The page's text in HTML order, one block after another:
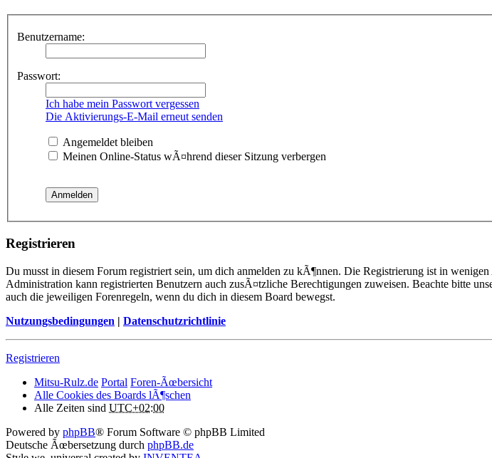
Benutzername:
Passwort:
Ich habe mein Passwort vergessen
Die Aktivierungs-E-Mail erneut senden
Angemeldet bleiben
Meinen Online-Status wÃ¤hrend dieser Sitzung verbergen
Registrieren
Du musst in diesem Forum registriert sein, um dich anmelden zu kÃ¶nnen. Die Registrierung ist in
Administration kann registrierten Benutzern auch zusÃ¤tzliche Berechtigungen zuweisen. Beachte bitte
auch die jeweiligen Forenregeln, wenn du dich in diesem Board bewegst.
Nutzungsbedingungen | Datenschutzrichtlinie
Registrieren
Mitsu-Rulz.de Portal Foren-Ãœbersicht
Alle Cookies des Boards lÃ¶schen
Alle Zeiten sind UTC+02:00
Powered by phpBB® Forum Software © phpBB Limited
Deutsche Ãœbersetzung durch phpBB.de